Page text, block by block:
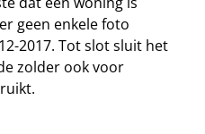
geen enkele foto
2017. Tot slot sluit het
zolder ook voor